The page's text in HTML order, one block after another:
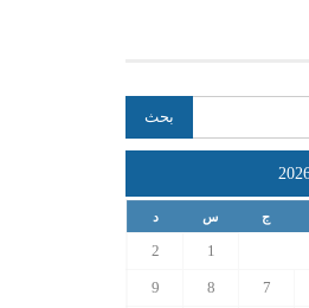
ج س د
1
2
7
8
9